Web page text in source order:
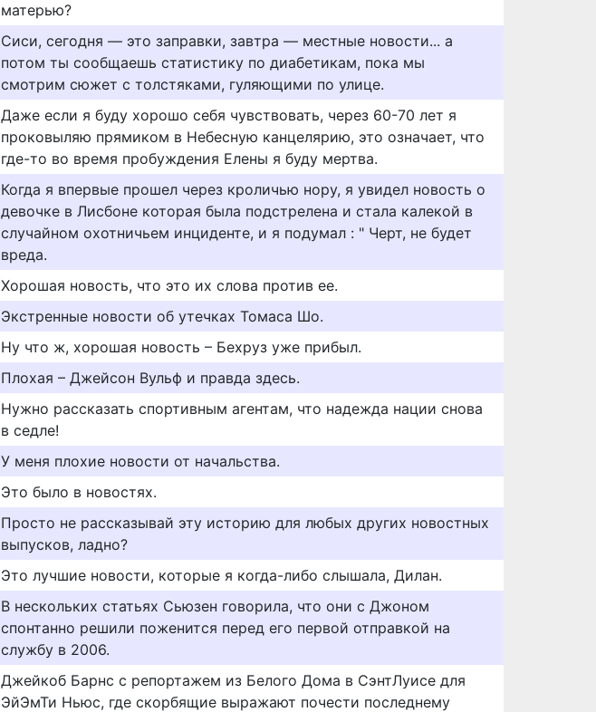
матерью?
Сиси, сегодня — это заправки, завтра — местные новости... а
потом ты сообщаешь статистику по диабетикам, пока мы
смотрим сюжет с толстяками, гуляющими по улице.
Даже если я буду хорошо себя чувствовать, через 60-70 лет я
проковыляю прямиком в Небесную канцелярию, это означает, что
где-то во время пробуждения Елены я буду мертва.
Когда я впервые прошел через кроличью нору, я увидел новость о
девочке в Лисбоне которая была подстрелена и стала калекой в
случайном охотничьем инциденте, и я подумал : " Черт, не будет
вреда.
Хорошая новость, что это их слова против ее.
Экстренные новости об утечках Томаса Шо.
Ну что ж, хорошая новость – Бехруз уже прибыл.
Плохая – Джейсон Вульф и правда здесь.
Нужно рассказать спортивным агентам, что надежда нации снова
в седле!
У меня плохие новости от начальства.
Это было в новостях.
Просто не рассказывай эту историю для любых других новостных
выпусков, ладно?
Это лучшие новости, которые я когда-либо слышала, Дилан.
В нескольких статьях Сьюзен говорила, что они с Джоном
спонтанно решили поженится перед его первой отправкой на
службу в 2006.
Джейкоб Барнс с репортажем из Белого Дома в СэнтЛуисе для
ЭйЭмТи Ньюс, где скорбящие выражают почести последнему